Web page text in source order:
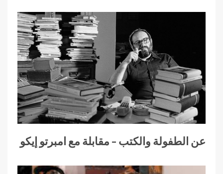
عن الطفولة والكتب – مقابلة مع امبرتو إيكو